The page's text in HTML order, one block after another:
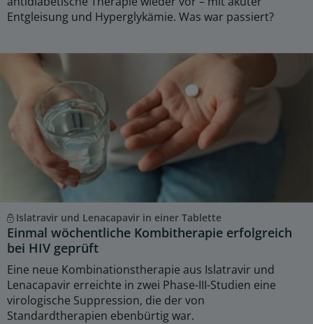
Entgleisung und Hyperglykämie. Was war passiert?
Islatravir und Lenacapavir in einer Tablette
Einmal wöchentliche Kombitherapie erfolgreich
bei HIV geprüft
Eine neue Kombinationstherapie aus Islatravir und
Lenacapavir erreichte in zwei Phase-III-Studien eine
virologische Suppression, die der von
Standardtherapien ebenbürtig war.